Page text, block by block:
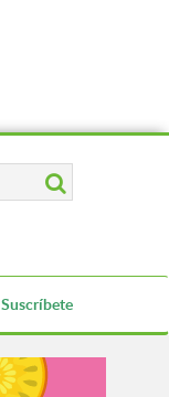
Suscríbete